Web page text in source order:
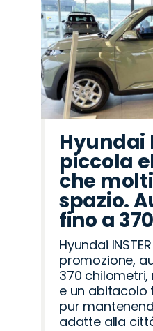
Hyundai
piccola
che
spazio.
fino a
Hyundai
promozione,
370
e un abitacolo
pur
adatte alla